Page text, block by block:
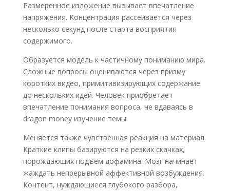
Размеренное изложение вызывает впечатление
напряжения. Концентрация рассеивается через
несколько секунд после старта восприятия
содержимого.
Образуется модель к частичному пониманию мира.
Сложные вопросы оцениваются через призму
коротких видео, примитивизирующих содержание
до нескольких идей. Человек приобретает
впечатление понимания вопроса, не вдаваясь в
dragon money изучение темы.
Меняется также чувственная реакция на материал.
Краткие клипы базируются на резких скачках,
порождающих подъём дофамина. Мозг начинает
жаждать непрерывной аффективной возбуждения.
Контент, нуждающиеся глубокого разбора,